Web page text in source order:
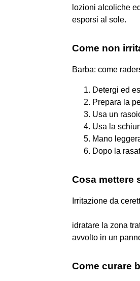
lozioni alcoliche
esporsi al sole.
Come non
Barba: come
Detergi ed
Prepara la
Usa un
Usa la
Mano
Dopo la
Cosa mettere
Irritazione da
idratare la zona
avvolto in un
Come curare